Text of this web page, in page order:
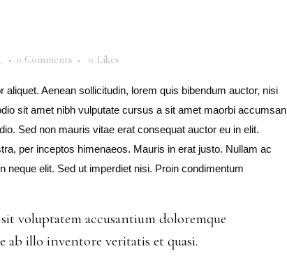
0 Comments 0 Likes
Aenean sollicitudin, lorem quis bibendum auctor, nisi
sit amet nibh vulputate cursus a sit amet maorbi accumsan
Sed non mauris vitae erat consequat auctor eu in elit.
per inceptos himenaeos. Mauris in erat justo. Nullam ac
neque elit. Sed ut imperdiet nisi. Proin condimentum
voluptatem accusantium doloremque
ab illo inventore veritatis et quasi.